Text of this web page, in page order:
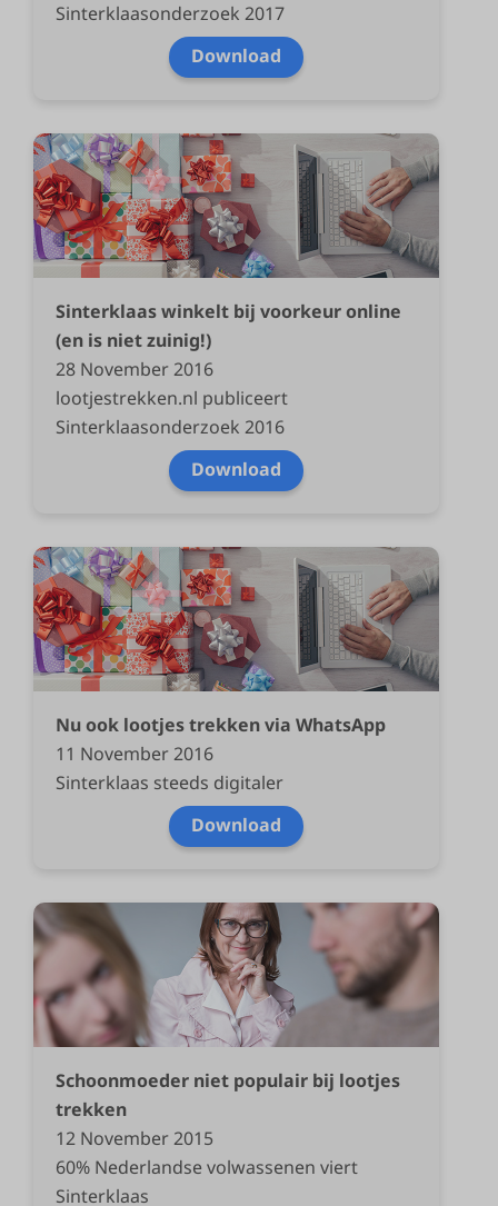
Sinterklaasonderzoek 2017
Download
Sinterklaas winkelt bij voorkeur online
(en is niet zuinig!)
28 November 2016
lootjestrekken.nl publiceert
Sinterklaasonderzoek 2016
Download
Nu ook lootjes trekken via WhatsApp
11 November 2016
Sinterklaas steeds digitaler
Download
Schoonmoeder niet populair bij lootjes
trekken
12 November 2015
60% Nederlandse volwassenen viert
Sinterklaas